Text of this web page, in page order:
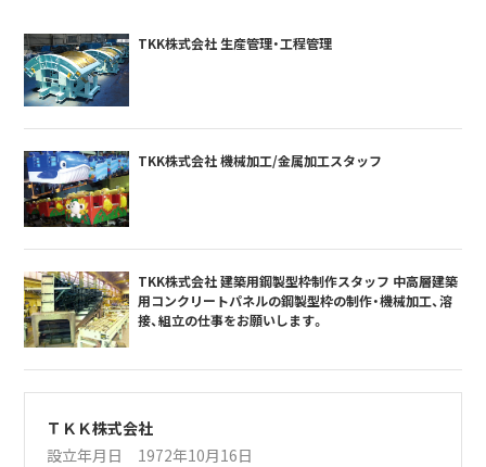
TKK株式会社 生産管理・工程管理
TKK株式会社 機械加工/金属加工スタッフ
TKK株式会社 建築用鋼製型枠制作スタッフ 中高層建築
用コンクリートパネルの鋼製型枠の制作・機械加工、溶
接、組立の仕事をお願いします。
ＴＫＫ株式会社
設立年月日 1972年10月16日